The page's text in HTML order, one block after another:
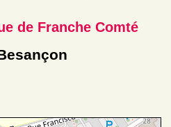
de Franche Comté